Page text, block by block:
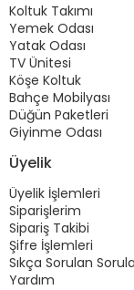
Koltuk Takımı
Yemek Odası
Yatak Odası
TV Ünitesi
Köşe Koltuk
Bahçe Mobilyası
Düğün Paketleri
Giyinme Odası
Üyelik
Üyelik İşlemleri
Siparişlerim
Sipariş Takibi
Şifre İşlemleri
Sıkça Sorulan
Yardım